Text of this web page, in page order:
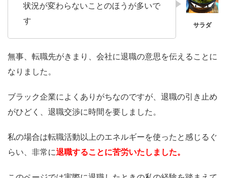
状況が変わらないことのほうが多いで
す
無事、転職先がきまり、会社に退職の意思を伝えることに
なりました。
ブラック企業によくありがちなのですが、退職の引き止め
がひどく、退職交渉に時間を要しました。
私の場合は転職活動以上のエネルギーを使ったと感じるぐ
らい、非常に退職することに苦労いたしました。